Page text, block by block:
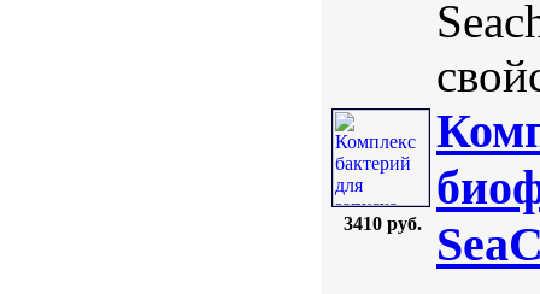
3410 руб.